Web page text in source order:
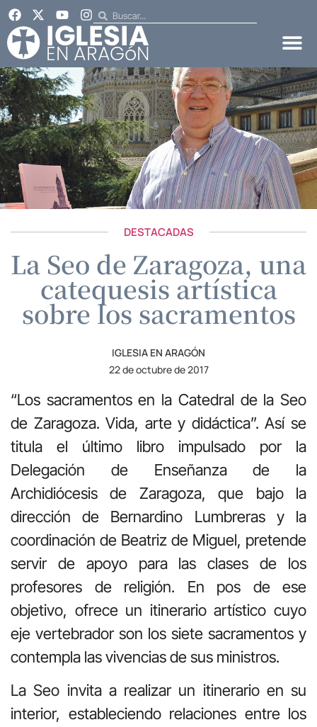
DESTACADAS
La Seo de Zaragoza, una
catequesis artística
sobre los sacramentos
IGLESIA EN ARAGÓN
22 de octubre de 2017
“Los sacramentos en la Catedral de la Seo
de Zaragoza. Vida, arte y didáctica”. Así se
titula el último libro impulsado por la
Delegación de Enseñanza de la
Archidiócesis de Zaragoza, que bajo la
dirección de Bernardino Lumbreras y la
coordinación de Beatriz de Miguel, pretende
servir de apoyo para las clases de los
profesores de religión. En pos de ese
objetivo, ofrece un itinerario artístico cuyo
eje vertebrador son los siete sacramentos y
contempla las vivencias de sus ministros.
La Seo invita a realizar un itinerario en su
interior, estableciendo relaciones entre los